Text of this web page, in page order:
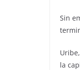
Sin
la